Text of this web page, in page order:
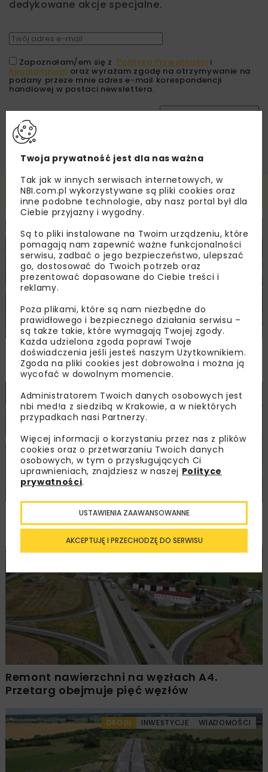
dedykowane akcje specjalne.
Zapoznałam/em się z Polityką Prywatności i
Regulaminem oraz wyrażam zgodę na otrzymywanie na
podany przeze mnie adres e-mail korespondencji
handlowej w postaci newslettera.
Powiązane artykuły
KOLEJ WIADOMOŚCI INWESTYCJE
PKP PLK ogłosiły przetarg na odcinek Gdów
– Szczyrzyc projektu Podłęże–Piekiełko
DROGI INWESTYCJE WIADOMOŚCI
Rozbudowa DW450 między Mirkowem
a Wieruszowem z dofinansowaniem UE
Remont nawierzchni na węzłach A4.
Przetarg obejmuje pięć węzłów
DROGI INWESTYCJE WIADOMOŚCI
Twoja prywatność jest dla nas ważna
Tak jak w innych serwisach internetowych, w
NBI.com.pl wykorzystywane są pliki cookies oraz
inne podobne technologie, aby nasz portal był dla
Ciebie przyjazny i wygodny.
Są to pliki instalowane na Twoim urządzeniu, które
pomagają nam zapewnić ważne funkcjonalności
serwisu, zadbać o jego bezpieczeństwo, ulepszać
go, dostosować do Twoich potrzeb oraz
prezentować dopasowane do Ciebie treści i
reklamy.
Poza plikami, które są nam niezbędne do
prawidłowego i bezpiecznego działania serwisu –
są także takie, które wymagają Twojej zgody.
Każda udzielona zgoda poprawi Twoje
doświadczenia jeśli jesteś naszym Użytkownikiem.
Zgoda na pliki cookies jest dobrowolna i można ją
wycofać w dowolnym momencie.
Administratorem Twoich danych osobowych jest
nbi med!a z siedzibą w Krakowie, a w niektórych
przypadkach nasi Partnerzy.
Więcej informacji o korzystaniu przez nas z plików
cookies oraz o przetwarzaniu Twoich danych
osobowych, w tym o przysługujących Ci
uprawnieniach, znajdziesz w naszej Polityce
prywatności.
AKCEPTUJĘ I PRZECHODZĘ DO SERWISU
USTAWIENIA ZAAWANSOWANNE